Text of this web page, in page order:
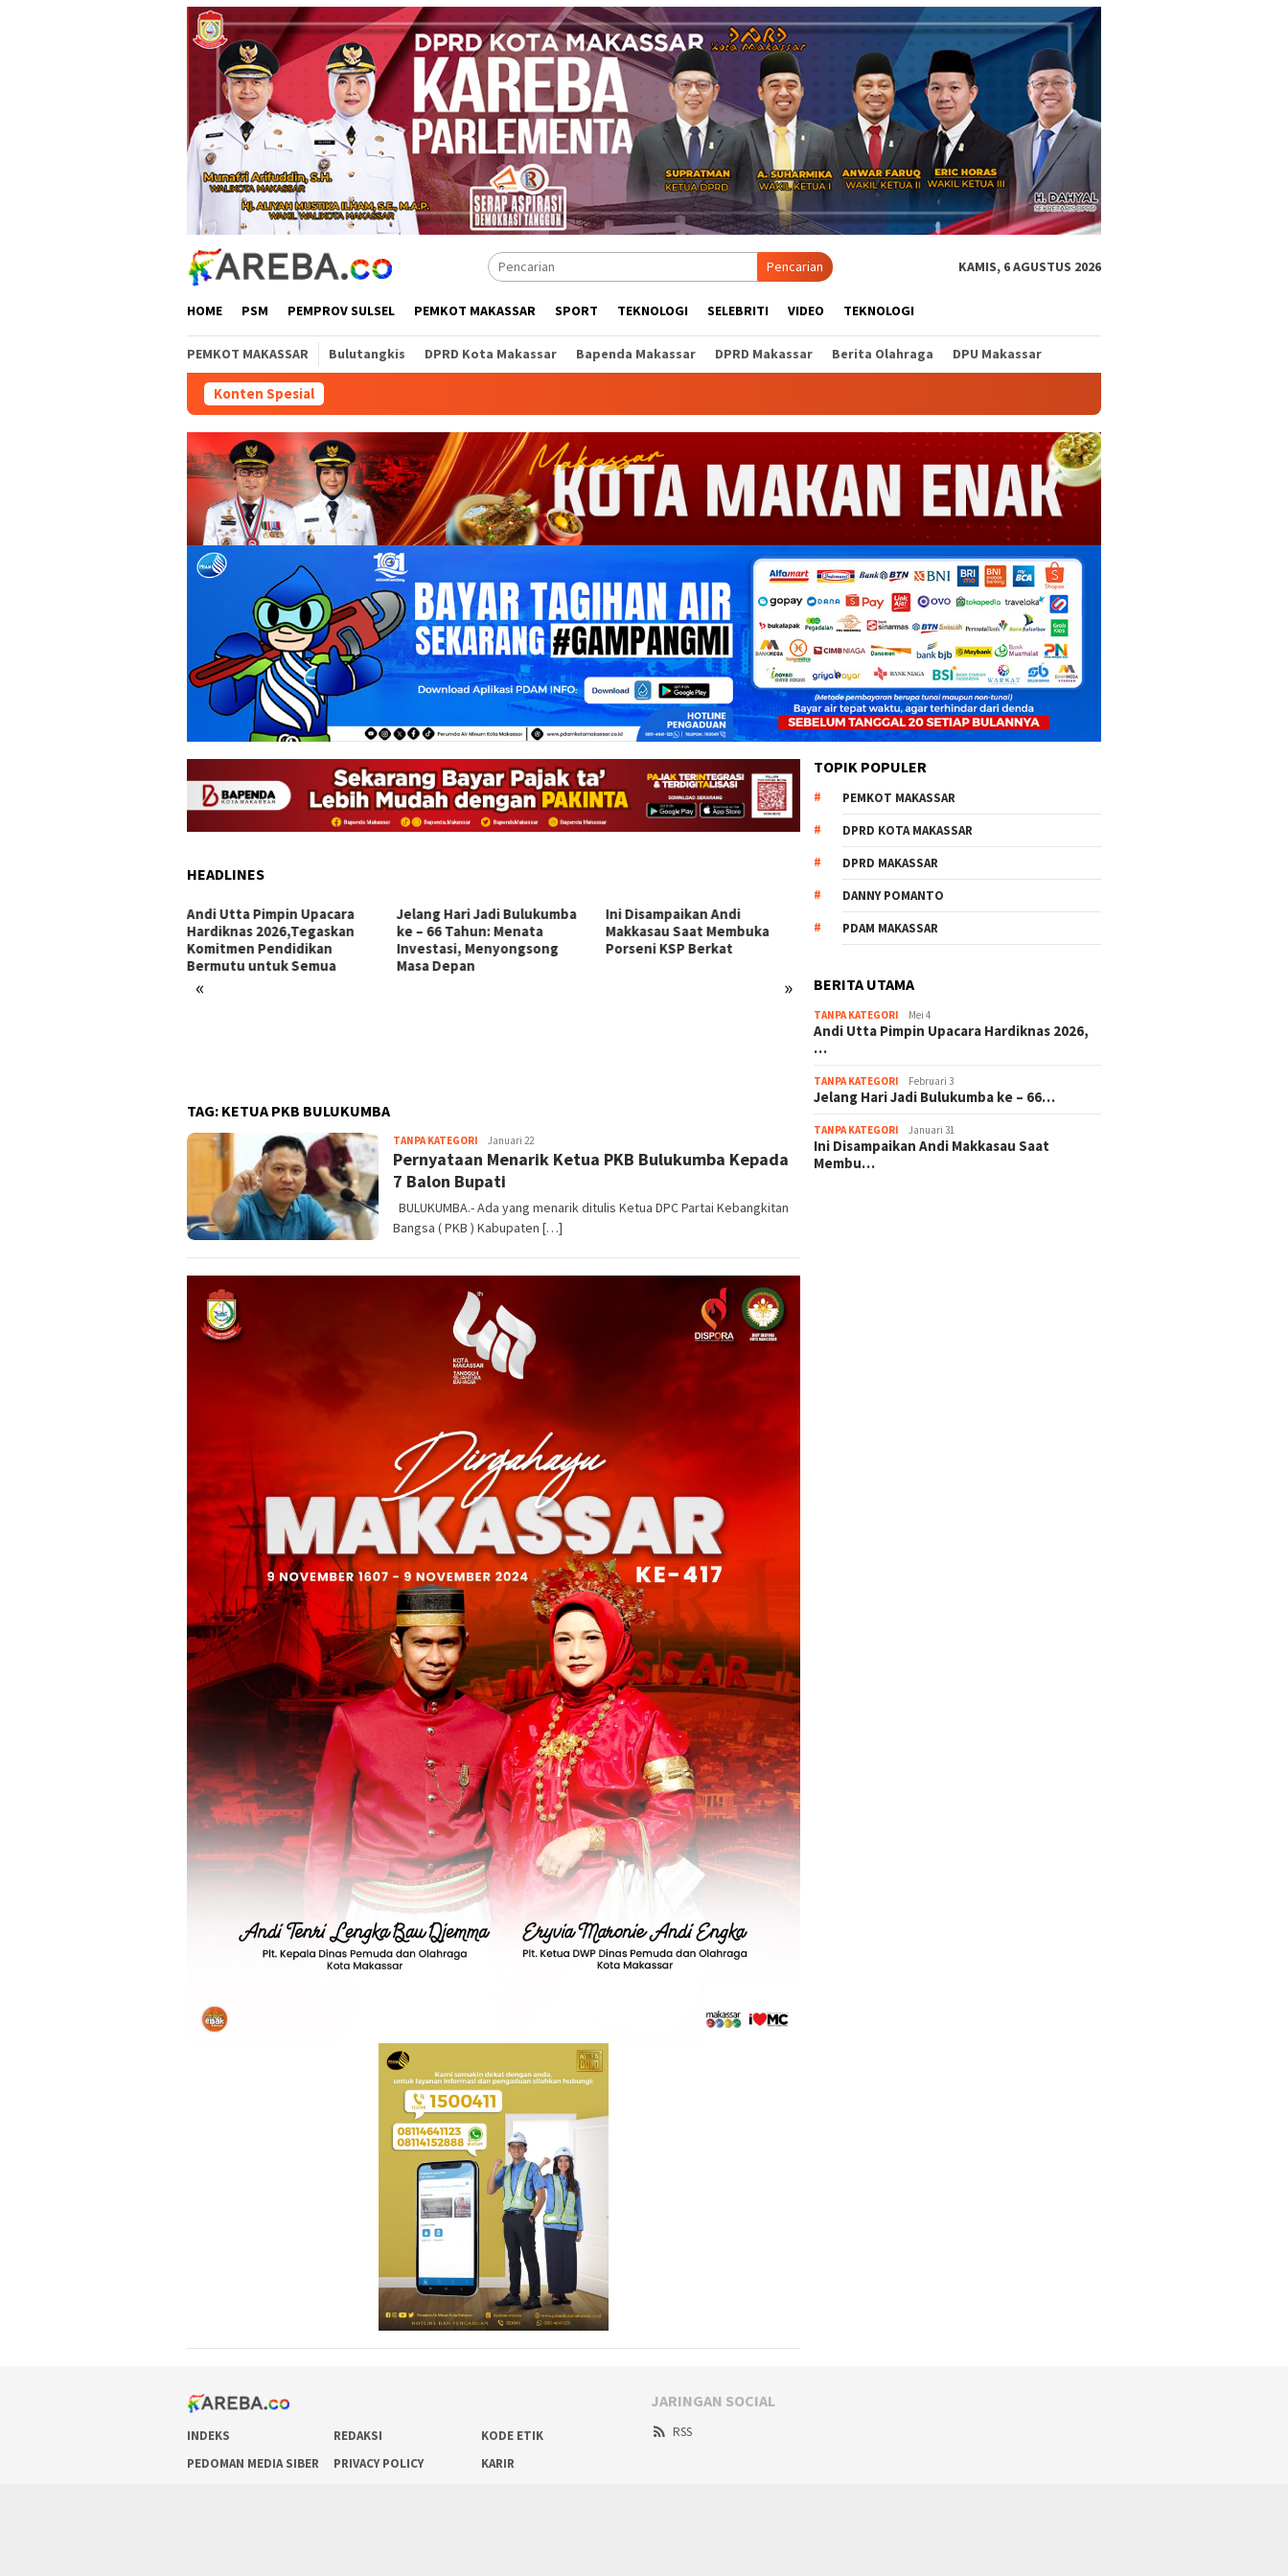
Pencarian KAMIS, 6 AGUSTUS 2026
HOME PSM PEMPROV SULSEL PEMKOT MAKASSAR SPORT TEKNOLOGI SELEBRITI VIDEO TEKNOLOGI
PEMKOT MAKASSAR Bulutangkis DPRD Kota Makassar Bapenda Makassar DPRD Makassar Berita Olahraga DPU Makassar
Konten Spesial
HEADLINES
« »
Andi Utta Pimpin Upacara
Hardiknas 2026,Tegaskan
Komitmen Pendidikan
Bermutu untuk Semua
Jelang Hari Jadi Bulukumba
ke – 66 Tahun: Menata
Investasi, Menyongsong
Masa Depan
Ini Disampaikan Andi
Makkasau Saat Membuka
Porseni KSP Berkat
54 Personel Polres
Bulukumba Naik Pangkat, 3
Diantaranya Naik Kompol
KSP Berkat Bulukumba Gelar
Zikir dan Doa Bersama
TAG: KETUA PKB BULUKUMBA
TANPA KATEGORI
-
Januari 22
Pernyataan Menarik Ketua PKB Bulukumba Kepada
7 Balon Bupati
BULUKUMBA.- Ada yang menarik ditulis Ketua DPC Partai Kebangkitan
Bangsa ( PKB ) Kabupaten […]
TOPIK POPULER
PEMKOT MAKASSAR
DPRD KOTA MAKASSAR
DPRD MAKASSAR
DANNY POMANTO
PDAM MAKASSAR
BERITA UTAMA
TANPA KATEGORI Mei 4
Andi Utta Pimpin Upacara Hardiknas 2026,
…
TANPA KATEGORI Februari 3
Jelang Hari Jadi Bulukumba ke – 66…
TANPA KATEGORI Januari 31
Ini Disampaikan Andi Makkasau Saat
Membu…
INDEKS REDAKSI
KODE ETIK
PEDOMAN MEDIA SIBER
PRIVACY POLICY
KARIR
JARINGAN SOCIAL
RSS